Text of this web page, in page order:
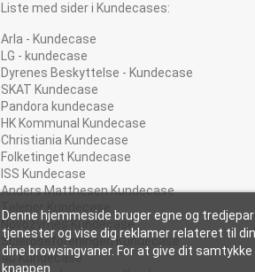
Liste med sider i Kundecases:
Arla - Kundecase
LG - kundecase
Dyrenes Beskyttelse - Kundecase
SKAT Kundecase
Pandora kundecase
HK Kommunal Kundecase
Christiania Kundecase
Folketinget Kundecase
ISS Kundecase
Anders Matthesen Kundecase
Telenor Kundecase
Novozymes Kundecase
Scleroseforeningen Kundecase
4C Kundecase
Denne hjemmeside bruger egne og
tjenester og vise dig reklamer relateret til
dine browsingvaner. For at give dit
knappen.